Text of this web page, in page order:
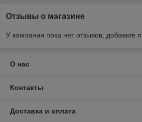
Отзывы о магазине
У компании пока нет отзывов, добавьте
О нас
Контакты
Доставка и оплата